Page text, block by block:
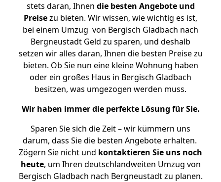
stets daran, Ihnen die besten Angebote und
Preisezu bieten. Wir wissen, wie wichtig es ist,
bei einem Umzug von Bergisch Gladbach nach
Bergneustadt Geld zu sparen, und deshalb
setzen wir alles daran, Ihnen die besten Preise zu
bieten. Ob Sie nun eine kleine Wohnung haben
oder ein großes Haus in Bergisch Gladbach
besitzen, was umgezogen werden muss.
Wir haben immer die perfekte Lösung für Sie.
Sparen Sie sich die Zeit – wir kümmern uns
darum, dass Sie die besten Angebote erhalten.
Zögern Sie nicht und kontaktieren Sie uns noch
heute, um Ihren deutschlandweiten Umzug von
Bergisch Gladbach nach Bergneustadt zu planen.